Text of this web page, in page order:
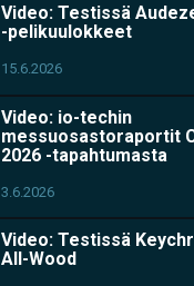
Video: Testissä
-pelikuulokkeet
15.6.2026
Video: io-techin
messuosastoraportit
2026 -tapahtumasta
3.6.2026
Video: Testissä
All-Wood